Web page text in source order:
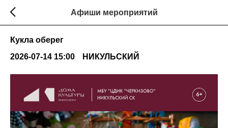
Афиши мероприятий
Кукла оберег
2026-07-14 15:00
НИКУЛЬСКИЙ